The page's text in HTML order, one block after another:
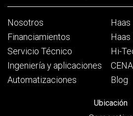
Nosotros
Financiamientos
Servicio Técnico
Ingeniería y aplicaciones
Automatizaciones
Haas
Haas
Hi-
Blog
Ubicación